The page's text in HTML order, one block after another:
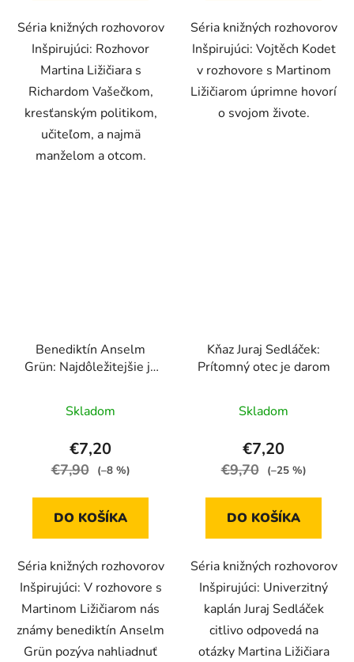
Séria knižných rozhovorov
Inšpirujúci: Rozhovor
Martina Ližičiara s
Richardom Vašečkom,
kresťanským politikom,
učiteľom, a najmä
manželom a otcom.
Séria knižných rozhovorov
Inšpirujúci: Vojtěch Kodet
v rozhovore s Martinom
Ližičiarom úprimne hovorí
o svojom živote.
Benediktín Anselm
Grün: Najdôležitejšie je
Skladom
€7,20
€7,90 (–8 %)
DO KOŠÍKA
Séria knižných rozhovorov
Inšpirujúci: V rozhovore s
Martinom Ližičiarom nás
známy benediktín Anselm
Grün pozýva nahliadnuť
Kňaz Juraj Sedláček:
Prítomný otec je darom
Skladom
€7,20
€9,70 (–25 %)
DO KOŠÍKA
Séria knižných rozhovorov
Inšpirujúci: Univerzitný
kaplán Juraj Sedláček
citlivo odpovedá na
otázky Martina Ližičiara